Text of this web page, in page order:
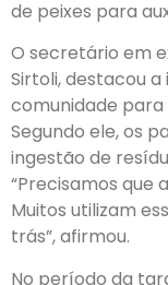
de peixes para
O secretário em
Sirtoli, destacou
comunidade para
Segundo ele, os
ingestão de
“Precisamos que
Muitos utilizam
trás”, afirmou.
No período da